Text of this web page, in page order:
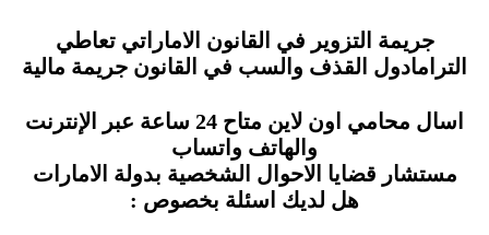
جريمة التزوير في القانون الاماراتي تعاطي
الترامادول القذف والسب في القانون جريمة مالية
اسال محامي اون لاين متاح 24 ساعة عبر الإنترنت
والهاتف واتساب
مستشار قضايا الاحوال الشخصية بدولة الامارات
هل لديك اسئلة بخصوص :